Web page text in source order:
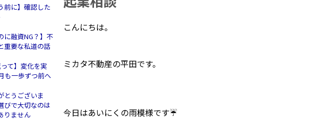
前に】確認した
に融資NG？】不
重要な私道の話
て】変化を実
も一歩ずつ前へ
とうございま
びで大切なのは
りません
こんにちは。
ミカタ不動産の平田です。
今日はあいにくの雨模様です☔